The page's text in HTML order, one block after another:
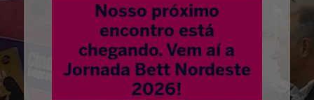
Nosso próximo
encontro está
chegando. Vem aí a
Jornada Bett Nordeste
2026!